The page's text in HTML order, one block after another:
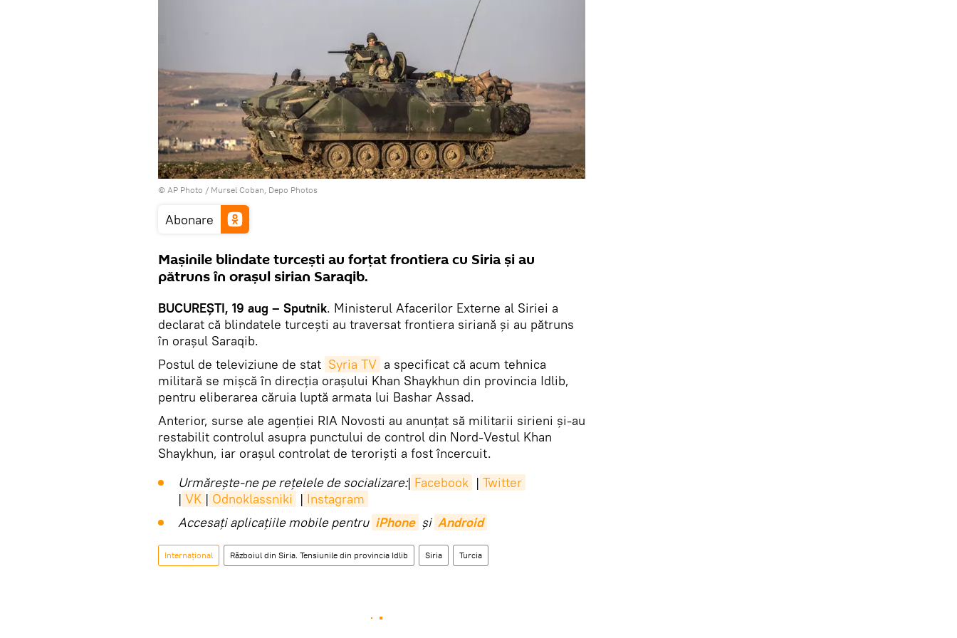
© AP Photo / Mursel Coban, Depo Photos
Abonare
Mașinile blindate turcești au forțat frontiera cu Siria și au
pătruns în orașul sirian Saraqib.
BUCUREȘTI, 19 aug – Sputnik. Ministerul Afacerilor Externe al Siriei a
declarat că blindatele turcești au traversat frontiera siriană și au pătruns
în orașul Saraqib.
Postul de televiziune de stat Syria TV a specificat că acum tehnica
militară se mișcă în direcția orașului Khan Shaykhun din provincia Idlib,
pentru eliberarea căruia luptă armata lui Bashar Assad.
Anterior, surse ale agenției RIA Novosti au anunțat să militarii sirieni și-au
restabilit controlul asupra punctului de control din Nord-Vestul Khan
Shaykhun, iar orașul controlat de teroriști a fost încercuit.
Urmărește-ne pe rețelele de socializare:| Facebook | Twitter
| VK | Odnoklassniki | Instagram
Accesaţi aplicaţiile mobile pentru iPhone și Android
Internaţional Războiul din Siria. Tensiunile din provincia Idlib Siria Turcia